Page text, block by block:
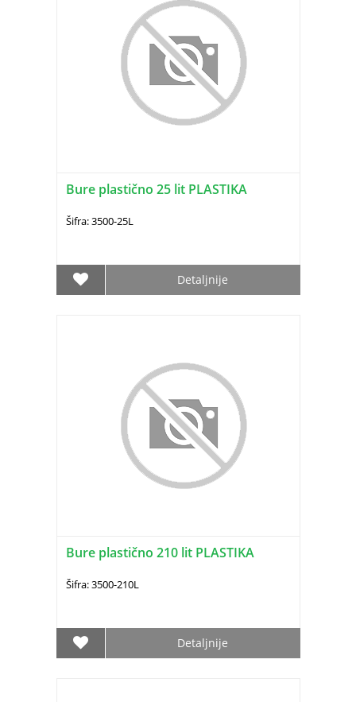
Bure plastično 25 lit PLASTIKA
Šifra: 3500-25L
Detaljnije
Bure plastično 210 lit PLASTIKA
Šifra: 3500-210L
Detaljnije